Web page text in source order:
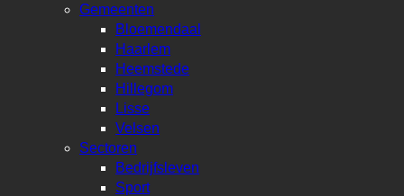
Gemeenten
Bloemendaal
Haarlem
Heemstede
Hillegom
Lisse
Velsen
Sectoren
Bedrijfsleven
Sport